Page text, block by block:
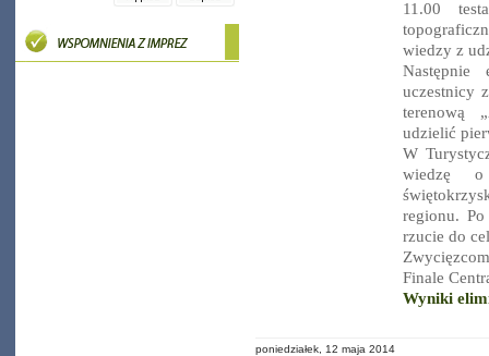
11.00
wiedzy z
Następnie
uczestnicy
terenową
udzielić
W
wiedzę o
regionu.
rzucie do
Finale
Wyniki
poniedziałek, 12 maja 2014